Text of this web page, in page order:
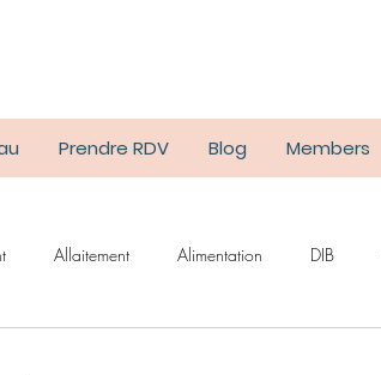
Prendre RDV Blog Members
Allaitement Alimentation DIB